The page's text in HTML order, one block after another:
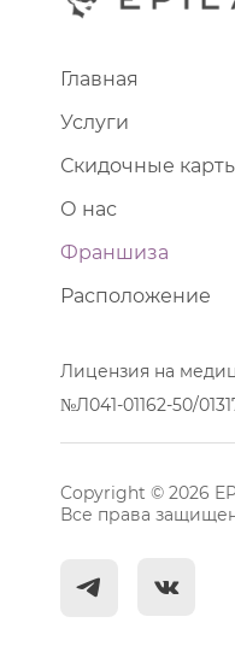
Главная
Услуги
Скидочные
О нас
Франшиза
Расположение
Лицензия на
№Л041-01162-50/
Copyright © 2026
Все права
^ c